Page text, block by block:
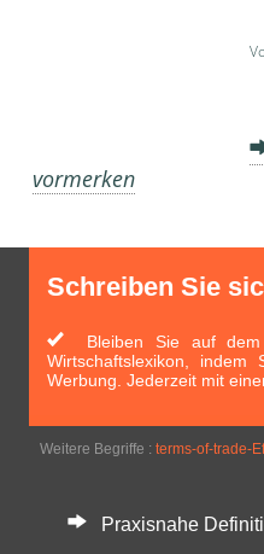
vormerken
Schreiben Sie
Bleiben Sie auf dem
Wirtschaftslexikon, indem
Werbung. Jederzeit mit
Weitere Begriffe : terms-of-trade-
Praxisnahe